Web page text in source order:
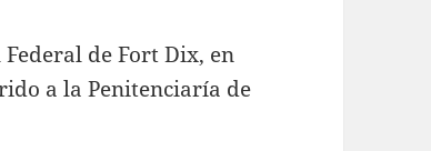
de Fort Dix, en
a la Penitenciaría de